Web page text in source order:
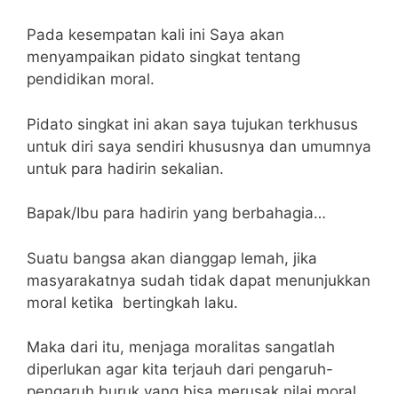
Pada kesempatan kali ini Saya akan
menyampaikan pidato singkat tentang
pendidikan moral.
Pidato singkat ini akan saya tujukan terkhusus
untuk diri saya sendiri khususnya dan umumnya
untuk para hadirin sekalian.
Bapak/Ibu para hadirin yang berbahagia…
Suatu bangsa akan dianggap lemah, jika
masyarakatnya sudah tidak dapat menunjukkan
moral ketika bertingkah laku.
Maka dari itu, menjaga moralitas sangatlah
diperlukan agar kita terjauh dari pengaruh-